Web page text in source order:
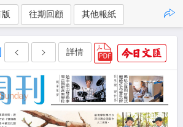
往期回顧 其他報紙
詳情